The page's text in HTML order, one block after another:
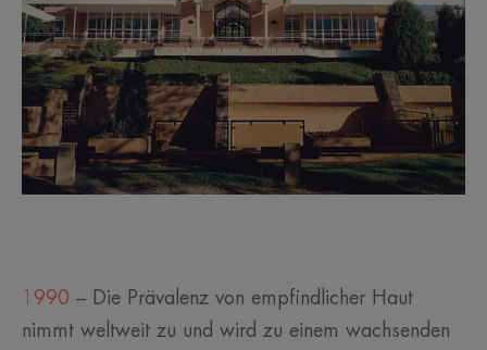
1990 – Die Prävalenz von empfindlicher Haut
nimmt weltweit zu und wird zu einem wachsenden